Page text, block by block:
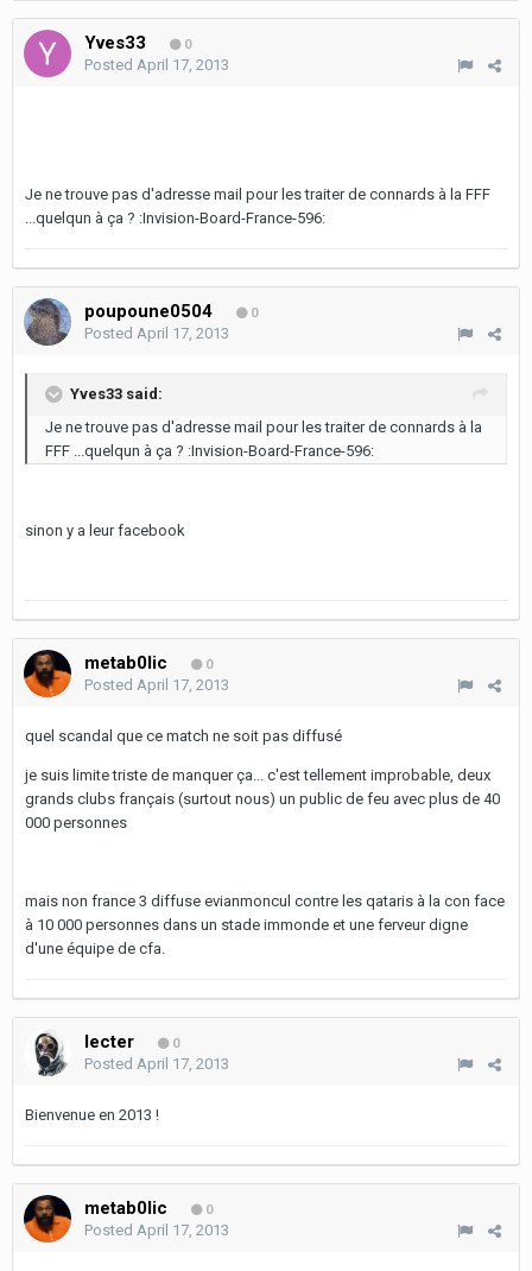
Yves33 0
Posted April 17, 2013
Je ne trouve pas d'adresse mail pour les traiter de connards à la FFF
...quelqun à ça ? :Invision-Board-France-596:
poupoune0504 0
Posted April 17, 2013
Yves33 said:
Je ne trouve pas d'adresse mail pour les traiter de connards à la
FFF ...quelqun à ça ? :Invision-Board-France-596:
sinon y a leur facebook
metab0lic 0
Posted April 17, 2013
quel scandal que ce match ne soit pas diffusé
je suis limite triste de manquer ça... c'est tellement improbable, deux
grands clubs français (surtout nous) un public de feu avec plus de 40
000 personnes
mais non france 3 diffuse evianmoncul contre les qataris à la con face
à 10 000 personnes dans un stade immonde et une ferveur digne
d'une équipe de cfa.
lecter 0
Posted April 17, 2013
Bienvenue en 2013 !
metab0lic 0
Posted April 17, 2013